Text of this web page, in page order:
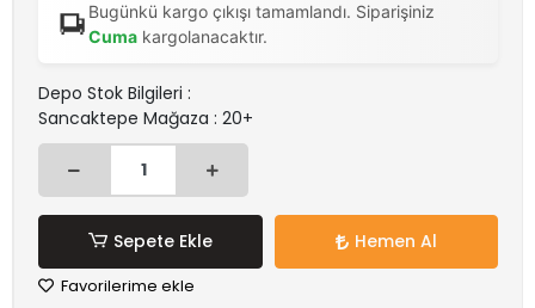
Bugünkü kargo çıkışı tamamlandı. Siparişiniz
Cumakargolanacaktır.
Depo Stok Bilgileri :
Sancaktepe Mağaza : 20+
Sepete Ekle Hemen Al
Favorilerime ekle